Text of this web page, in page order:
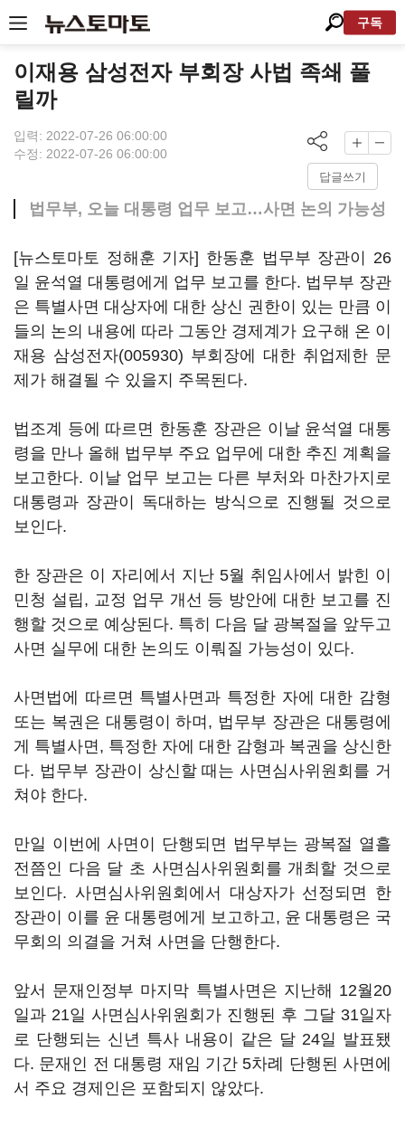
구독
이재용 삼성전자 부회장 사법 족쇄 풀
릴까
입력: 2022-07-26 06:00:00
수정: 2022-07-26 06:00:00
답글쓰기
법무부, 오늘 대통령 업무 보고…사면 논의 가능성
[뉴스토마토 정해훈 기자] 한동훈 법무부 장관이 26
일 윤석열 대통령에게 업무 보고를 한다. 법무부 장관
은 특별사면 대상자에 대한 상신 권한이 있는 만큼 이
들의 논의 내용에 따라 그동안 경제계가 요구해 온 이
재용 삼성전자(005930) 부회장에 대한 취업제한 문
제가 해결될 수 있을지 주목된다.
법조계 등에 따르면 한동훈 장관은 이날 윤석열 대통
령을 만나 올해 법무부 주요 업무에 대한 추진 계획을
보고한다. 이날 업무 보고는 다른 부처와 마찬가지로
대통령과 장관이 독대하는 방식으로 진행될 것으로
보인다.
한 장관은 이 자리에서 지난 5월 취임사에서 밝힌 이
민청 설립, 교정 업무 개선 등 방안에 대한 보고를 진
행할 것으로 예상된다. 특히 다음 달 광복절을 앞두고
사면 실무에 대한 논의도 이뤄질 가능성이 있다.
사면법에 따르면 특별사면과 특정한 자에 대한 감형
또는 복권은 대통령이 하며, 법무부 장관은 대통령에
게 특별사면, 특정한 자에 대한 감형과 복권을 상신한
다. 법무부 장관이 상신할 때는 사면심사위원회를 거
쳐야 한다.
만일 이번에 사면이 단행되면 법무부는 광복절 열흘
전쯤인 다음 달 초 사면심사위원회를 개최할 것으로
보인다. 사면심사위원회에서 대상자가 선정되면 한
장관이 이를 윤 대통령에게 보고하고, 윤 대통령은 국
무회의 의결을 거쳐 사면을 단행한다.
앞서 문재인정부 마지막 특별사면은 지난해 12월20
일과 21일 사면심사위원회가 진행된 후 그달 31일자
로 단행되는 신년 특사 내용이 같은 달 24일 발표됐
다. 문재인 전 대통령 재임 기간 5차례 단행된 사면에
서 주요 경제인은 포함되지 않았다.